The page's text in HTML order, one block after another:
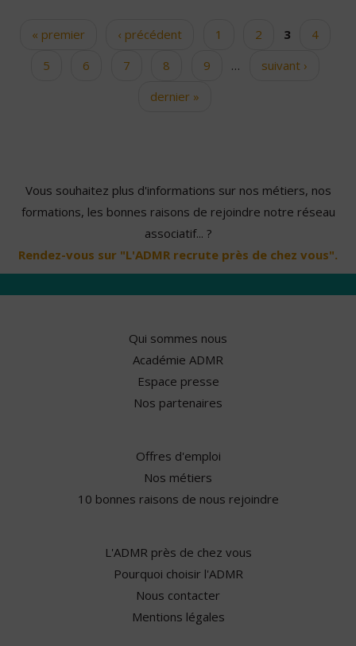
Pages« premier ‹ précédent 1 2 3
4
5
6 7 8 9 …
suivant ›
dernier »
Vous souhaitez plus d'informations sur nos métiers, nos
formations, les bonnes raisons de rejoindre notre réseau
associatif... ?
Rendez-vous sur "L'ADMR recrute près de chez vous".
Qui sommes nous
Académie ADMR
Espace presse
Nos partenaires
Offres d'emploi
Nos métiers
10 bonnes raisons de nous rejoindre
L'ADMR près de chez vous
Pourquoi choisir l'ADMR
Nous contacter
Mentions légales